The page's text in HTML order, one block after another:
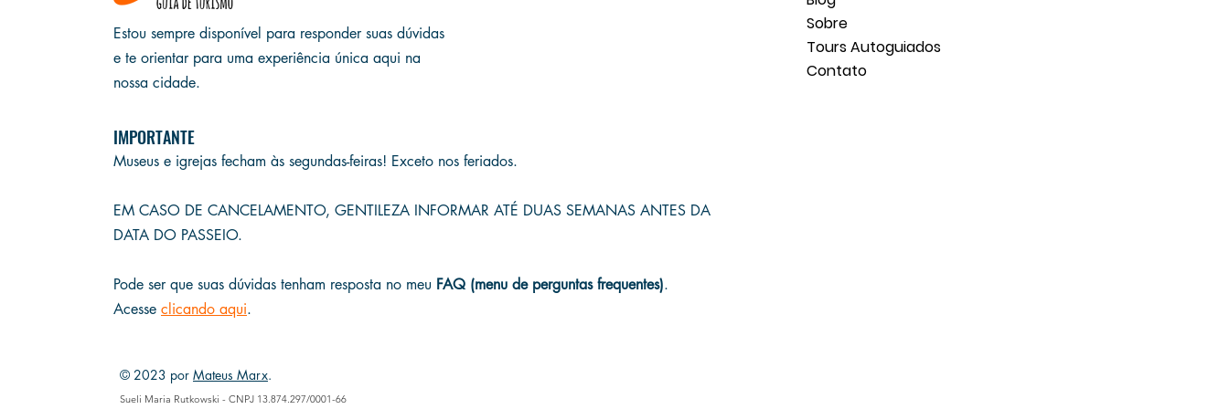
Estou sempre disponível para responder suas dúvidas
e te orientar para uma experiência única aqui na
nossa cidade.
IMPORTANTE
Museus e igrejas fecham às segundas-feiras! Exceto nos feriados.
EM CASO DE CANCELAMENTO, GENTILEZA INFORMAR ATÉ DUAS SEMANAS ANTES DA
DATA DO PASSEIO.
Pode ser que suas dúvidas tenham resposta no meu FAQ (menu de perguntas frequentes).
Acesse clicando aqui.
© 2023 por Mateus Marx.
Sueli Maria Rutkowski - CNPJ 13.874.297/0001-66
Sobre
Tours Autoguiados
Contato